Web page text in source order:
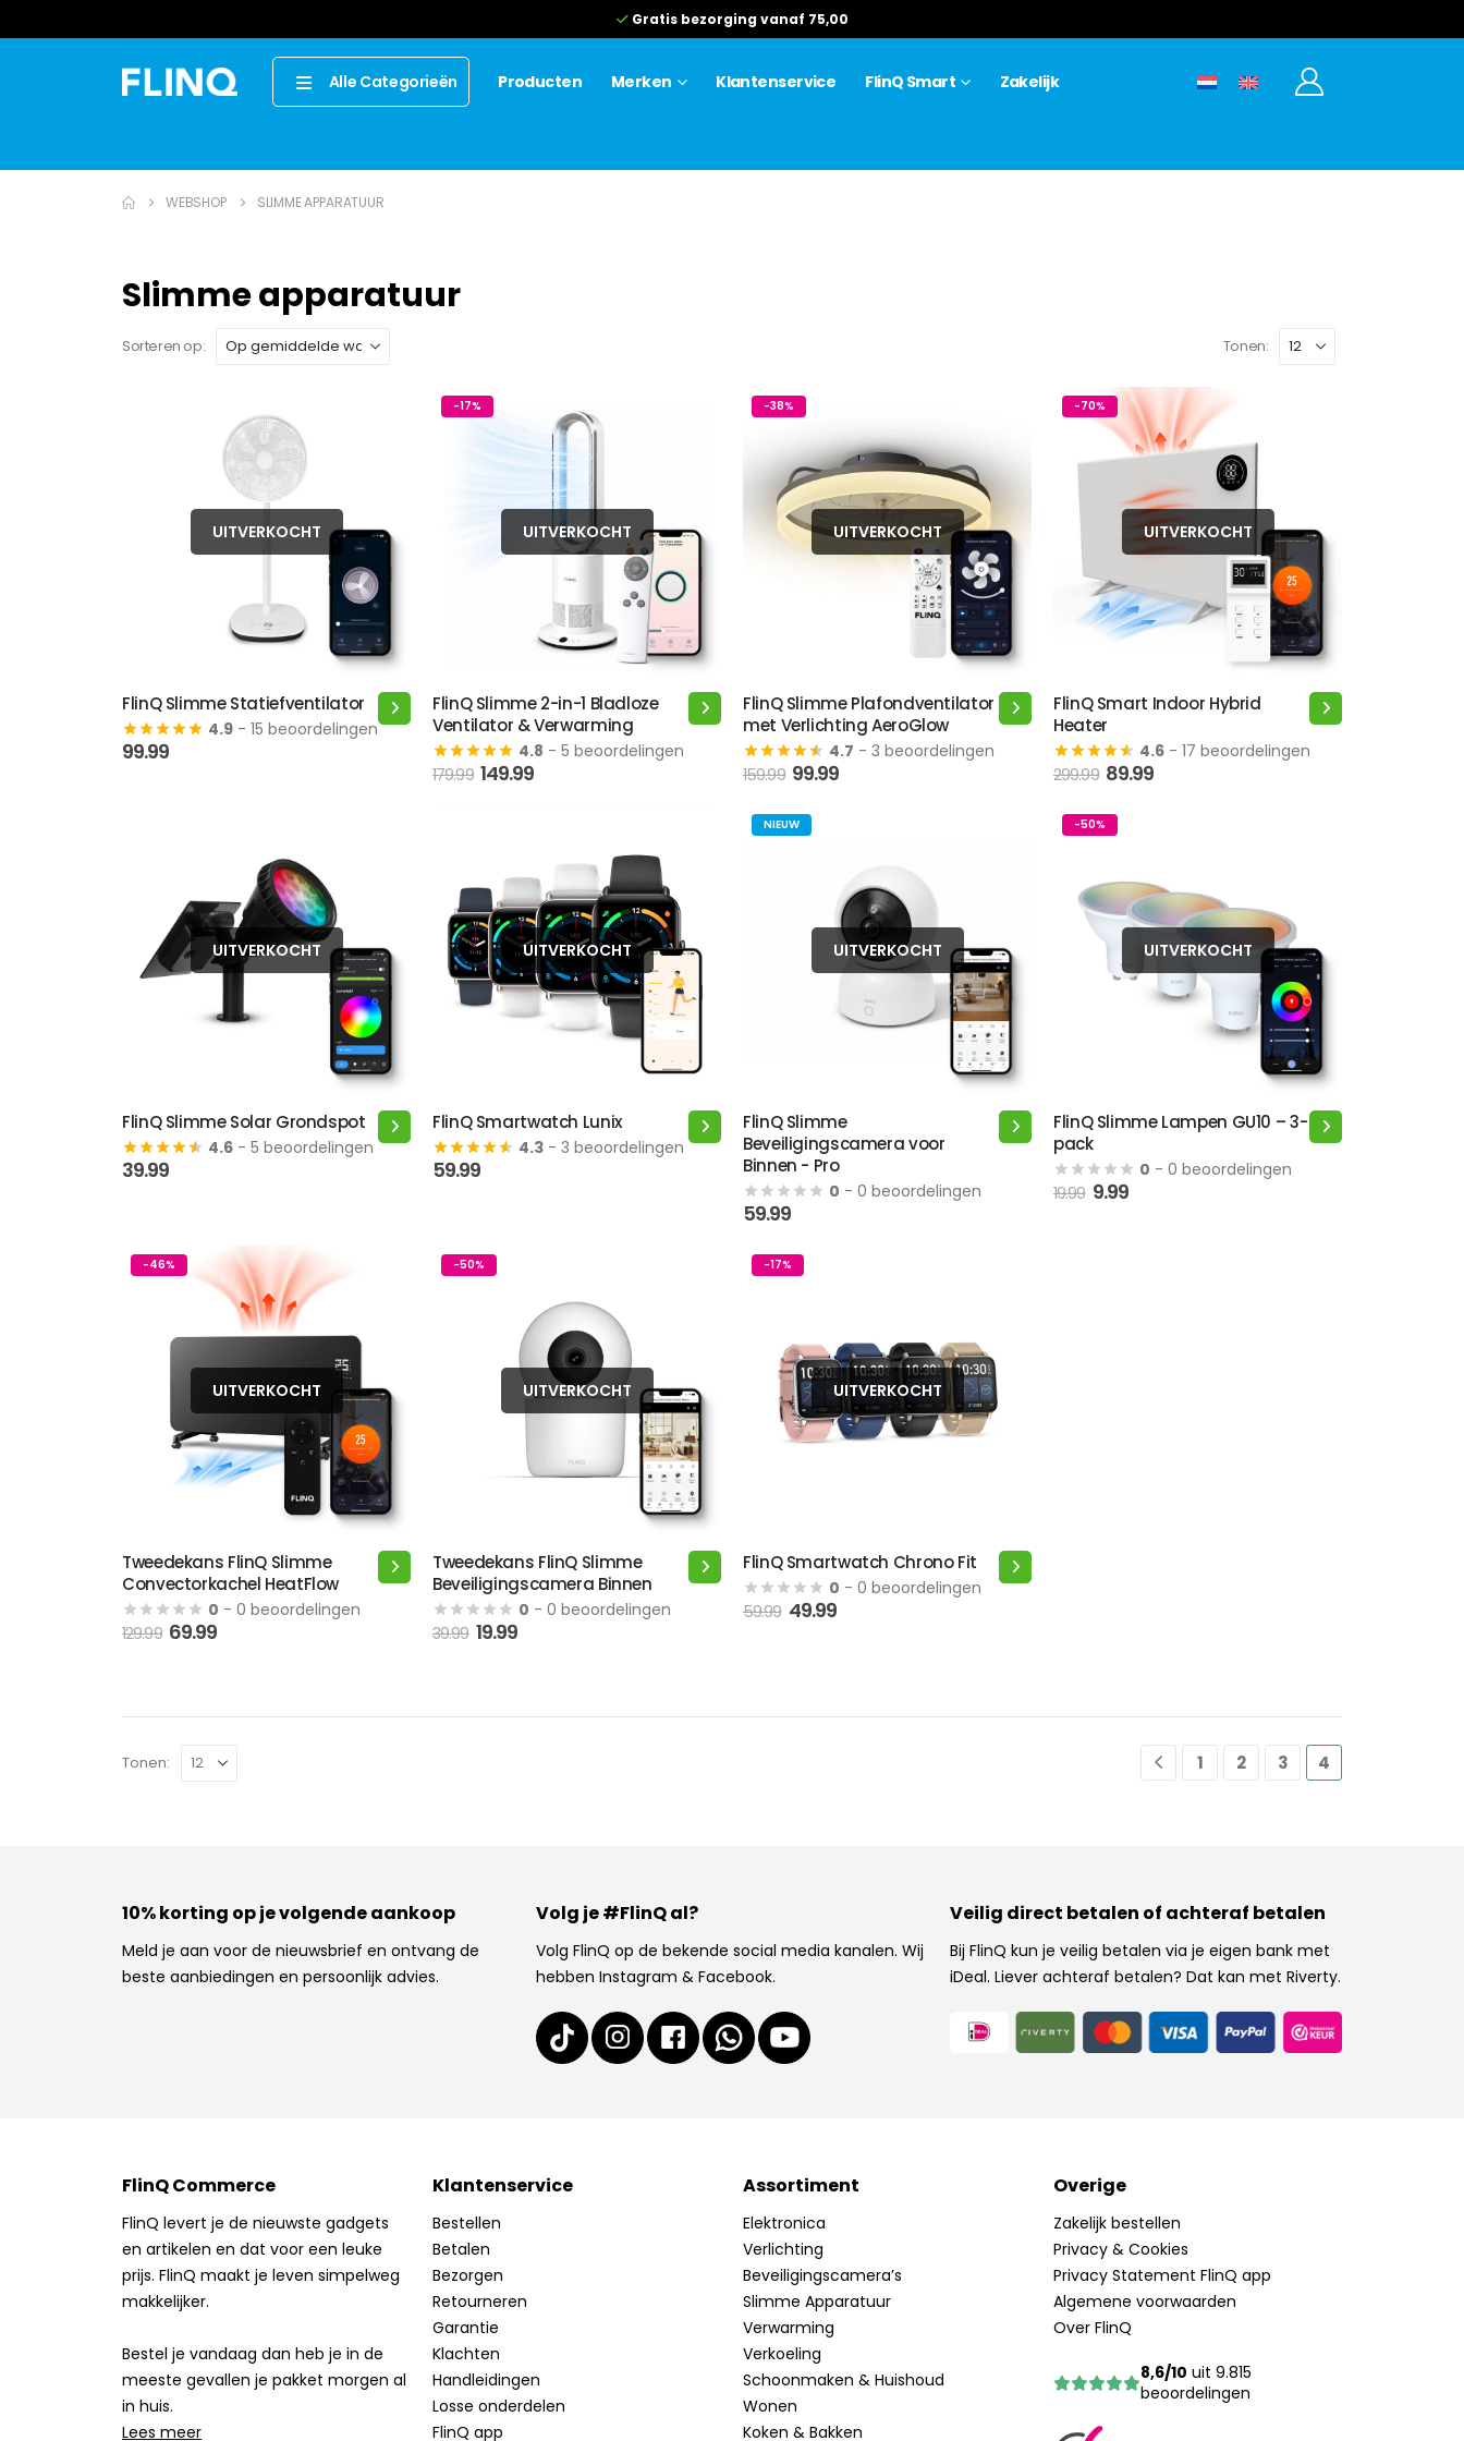
Gratis bezorging vanaf 75,00
Alle Categorieën Producten Merken Klantenservice FlinQ Smart Zakelijk
WEBSHOP SLIMME APPARATUUR
Slimme apparatuur
Sorteren op: Tonen:
UITVERKOCHT
FlinQ Slimme Statiefventilator
4.9 - 15 beoordelingen
99.99
-17%
UITVERKOCHT
FlinQ Slimme 2-in-1 Bladloze
Ventilator & Verwarming
4.8 - 5 beoordelingen
179.99 Oorspronkelijke
149.99Huidige
-38%
UITVERKOCHT
Dit
product
heeft
meerdere
variaties.
Deze
productpagina
FlinQ Slimme Plafondventilator
met Verlichting AeroGlow
4.7 - 3 beoordelingen
159.99 99.99
-70%
UITVERKOCHT
Dit
product
heeft
meerdere
variaties.
Deze
gekozen
worden
FlinQ Smart Indoor Hybrid
Heater
4.6 - 17 beoordelingen
299.99 89.99
UITVERKOCHT
FlinQ Slimme Solar Grondspot
4.6 - 5 beoordelingen
39.99
UITVERKOCHT
Dit
product
heeft
Deze
optie
FlinQ Smartwatch Lunix
4.3 - 3 beoordelingen
59.99
NIEUW
UITVERKOCHT
FlinQ Slimme
Beveiligingscamera voor
Binnen - Pro
0 - 0 beoordelingen
59.99
-50%
UITVERKOCHT
FlinQ Slimme Lampen GU10 – 3-
pack
0 - 0 beoordelingen
19.99 Oorspronkelijke
9.99Huidige
-46%
UITVERKOCHT
Dit
product
heeft
meerdere
optie
gekozen
Tweedekans FlinQ Slimme
Convectorkachel HeatFlow
0 - 0 beoordelingen
129.99 69.99
-50%
UITVERKOCHT
Tweedekans FlinQ Slimme
Beveiligingscamera Binnen
0 - 0 beoordelingen
39.99 Oorspronkelijke
19.99Huidige
-17%
UITVERKOCHT
Dit
product
heeft
optie
FlinQ Smartwatch Chrono Fit
0 - 0 beoordelingen
59.99 49.99
Tonen: 1 2 3 4
10% korting op je volgende aankoop
Meld je aan voor de nieuwsbrief en ontvang de
beste aanbiedingen en persoonlijk advies.
Volg je #FlinQ al?
Volg FlinQ op de bekende social media kanalen. Wij
hebben Instagram & Facebook.
Veilig direct betalen of achteraf betalen
Bij FlinQ kun je veilig betalen via je eigen bank met
iDeal. Liever achteraf betalen? Dat kan met Riverty.
FlinQ Commerce
FlinQ levert je de nieuwste gadgets
en artikelen en dat voor een leuke
prijs. FlinQ maakt je leven simpelweg
makkelijker.
Bestel je vandaag dan heb je in de
meeste gevallen je pakket morgen al
in huis.
Lees meer
Klantenservice
Bestellen
Betalen
Bezorgen
Retourneren
Garantie
Klachten
Handleidingen
Losse onderdelen
FlinQ app
Assortiment
Elektronica
Verlichting
Beveiligingscamera’s
Slimme Apparatuur
Verwarming
Verkoeling
Schoonmaken & Huishoud
Wonen
Koken & Bakken
Overige
Zakelijk bestellen
Privacy & Cookies
Privacy Statement FlinQ app
Algemene voorwaarden
Over FlinQ
8,6/10 uit 9.815
beoordelingen